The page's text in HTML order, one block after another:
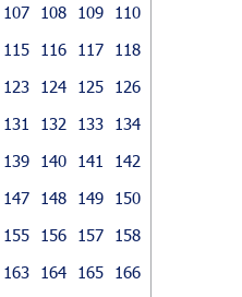
107 108 109
110
115 116 117
118
123 124 125
126
131 132 133
134
139 140 141
142
147 148 149
150
155 156 157
158
163 164 165
166